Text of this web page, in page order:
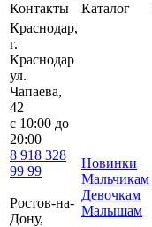
Контакты
Каталог
Краснодар,
г.
Краснодар
ул.
Чапаева,
42
с 10:00 до
20:00
8 918 328
99 99
Ростов-на-
Дону,
Новинки
Мальчикам
Девочкам
Малышам